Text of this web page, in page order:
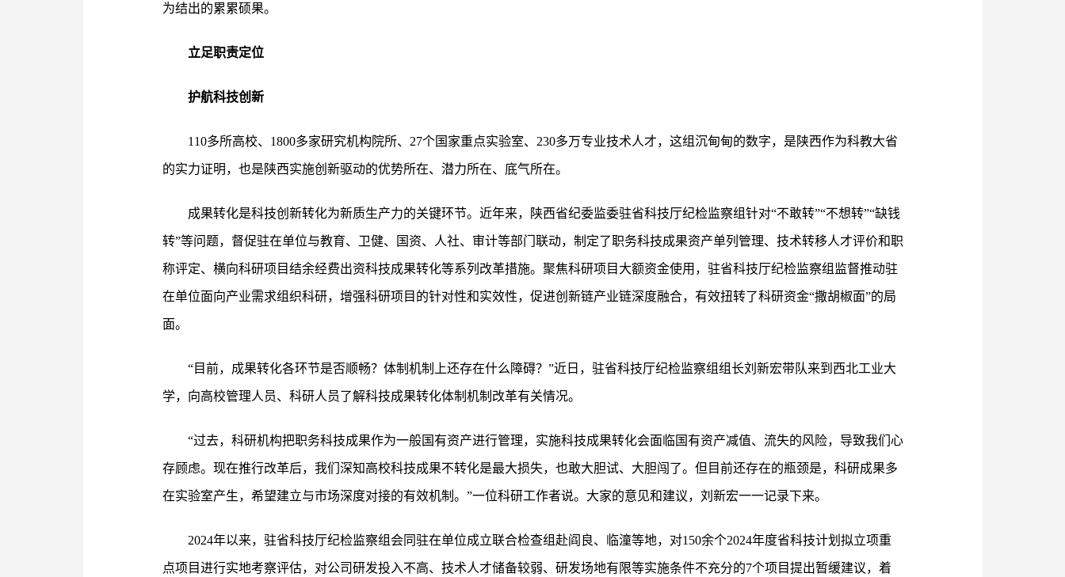
为结出的累累硕果。
立足职责定位
护航科技创新
110多所高校、1800多家研究机构院所、27个国家重点实验室、230多万专业技术人才，这组沉甸甸的数字，是陕西作为科教大省
的实力证明，也是陕西实施创新驱动的优势所在、潜力所在、底气所在。
成果转化是科技创新转化为新质生产力的关键环节。近年来，陕西省纪委监委驻省科技厅纪检监察组针对“不敢转”“不想转”“缺钱
转”等问题，督促驻在单位与教育、卫健、国资、人社、审计等部门联动，制定了职务科技成果资产单列管理、技术转移人才评价和职
称评定、横向科研项目结余经费出资科技成果转化等系列改革措施。聚焦科研项目大额资金使用，驻省科技厅纪检监察组监督推动驻
在单位面向产业需求组织科研，增强科研项目的针对性和实效性，促进创新链产业链深度融合，有效扭转了科研资金“撒胡椒面”的局
面。
“目前，成果转化各环节是否顺畅？体制机制上还存在什么障碍？”近日，驻省科技厅纪检监察组组长刘新宏带队来到西北工业大
学，向高校管理人员、科研人员了解科技成果转化体制机制改革有关情况。
“过去，科研机构把职务科技成果作为一般国有资产进行管理，实施科技成果转化会面临国有资产减值、流失的风险，导致我们心
存顾虑。现在推行改革后，我们深知高校科技成果不转化是最大损失，也敢大胆试、大胆闯了。但目前还存在的瓶颈是，科研成果多
在实验室产生，希望建立与市场深度对接的有效机制。”一位科研工作者说。大家的意见和建议，刘新宏一一记录下来。
2024年以来，驻省科技厅纪检监察组会同驻在单位成立联合检查组赴阎良、临潼等地，对150余个2024年度省科技计划拟立项重
点项目进行实地考察评估，对公司研发投入不高、技术人才储备较弱、研发场地有限等实施条件不充分的7个项目提出暂缓建议，着